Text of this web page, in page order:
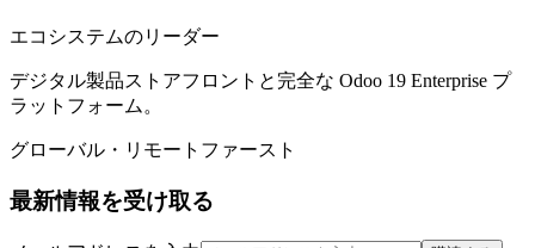
エコシステムのリーダー
デジタル製品ストアフロントと完全な Odoo 19 Enterprise プ
ラットフォーム。
グローバル・リモートファースト
最新情報を受け取る